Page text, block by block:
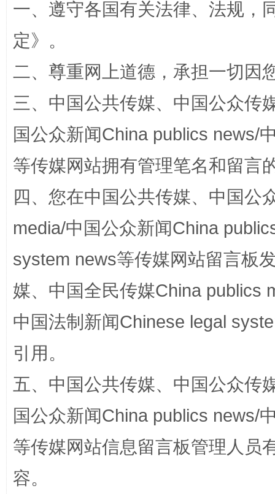
阿坝州三大球赛在茂县开幕 规模
国家大学科技园优化重塑工作
扯下公款旅游的“隐身衣” 如何以
一、遵守各国有关法律、法规，
定》。
二、尊重网上道德，承担一切因
三、中国公共传媒、中国公众传
国公众新闻China publics news/
等传媒网站拥有管理笔名和留言
四、您在中国公共传媒、中国公
media/中国公众新闻China
system news等传媒网站留言板
媒、中国全民传媒China publics
中国法制新闻Chinese legal
引用。
五、中国公共传媒、中国公众传
国公众新闻China publics news/
等传媒网站信息留言板管理人员
容。